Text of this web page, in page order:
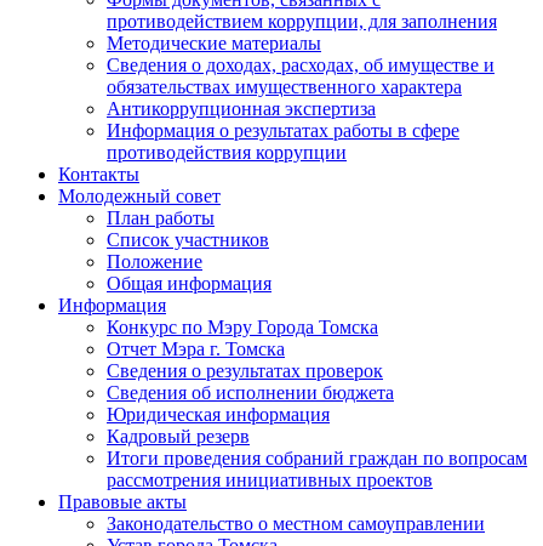
противодействием коррупции, для заполнения
Методические материалы
Сведения о доходах, расходах, об имуществе и
обязательствах имущественного характера
Антикоррупционная экспертиза
Информация о результатах работы в сфере
противодействия коррупции
Контакты
Молодежный совет
План работы
Список участников
Положение
Общая информация
Информация
Конкурс по Мэру Города Томска
Отчет Мэра г. Томска
Сведения о результатах проверок
Сведения об исполнении бюджета
Юридическая информация
Кадровый резерв
Итоги проведения собраний граждан по вопросам
рассмотрения инициативных проектов
Правовые акты
Законодательство о местном самоуправлении